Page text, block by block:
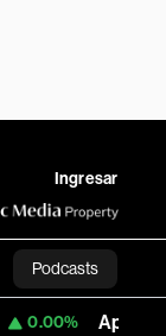
Ingresar
Podcasts
Apple 309.25